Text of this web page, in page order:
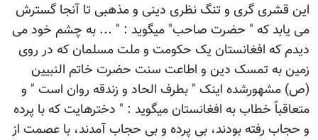
این قشری گری و تنگ نظری دینی و مذهبی تا آنجا گسترش
می یابد که " حضرت صاحب" میگوید : " ... به چشم خود می
دیدم که افغانستان یک حکومت و ملت مسلمان که در روی
زمین به تمسک دین و اطاعت سنت حضرت خاتم النبیین
(ص) مشهورشده اینک " بطرف الحاد و زندقه روان است " و
متعاقباً خطاب به افغانستان میگوید : " دخترهایت که با پرده
و حجاب رفته بودند، بی پرده و بی حجاب آمدند، با عصمت از